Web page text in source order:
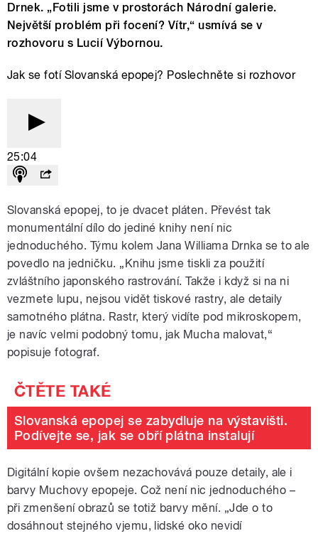
Drnek. „Fotili jsme v prostorách Národní galerie.
Největší problém při focení? Vítr,“ usmívá se v
rozhovoru s Lucií Výbornou.
Jak se fotí Slovanská epopej? Poslechněte si rozhovor
25:04
Slovanská epopej, to je dvacet pláten. Převést tak
monumentální dílo do jediné knihy není nic
jednoduchého. Týmu kolem Jana Williama Drnka se to ale
povedlo na jedničku. „Knihu jsme tiskli za použití
zvláštního japonského rastrování. Takže i když si na ni
vezmete lupu, nejsou vidět tiskové rastry, ale detaily
samotného plátna. Rastr, který vidíte pod mikroskopem,
je navíc velmi podobný tomu, jak Mucha malovat,“
popisuje fotograf.
Slovanská epopej se zabydluje na výstavišti.
Podívejte se, jak se obří plátna instalují
Digitální kopie ovšem nezachovává pouze detaily, ale i
barvy Muchovy epopeje. Což není nic jednoduchého –
při zmenšení obrazů se totiž barvy mění. „Jde o to
dosáhnout stejného vjemu, lidské oko nevidí